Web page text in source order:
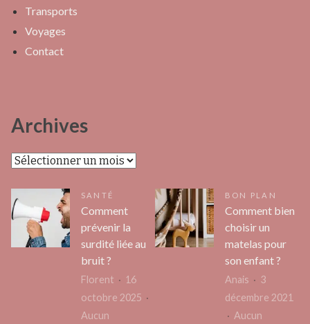
Transports
Voyages
Contact
Archives
Archives
SANTÉ
Comment
prévenir la
surdité liée au
bruit ?
Florent
16
octobre 2025
Aucun
BON PLAN
Comment bien
choisir un
matelas pour
son enfant ?
Anais
3
décembre 2021
Aucun